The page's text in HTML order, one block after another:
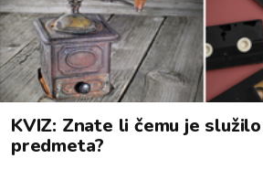
KVIZ: Znate li čemu je
predmeta?